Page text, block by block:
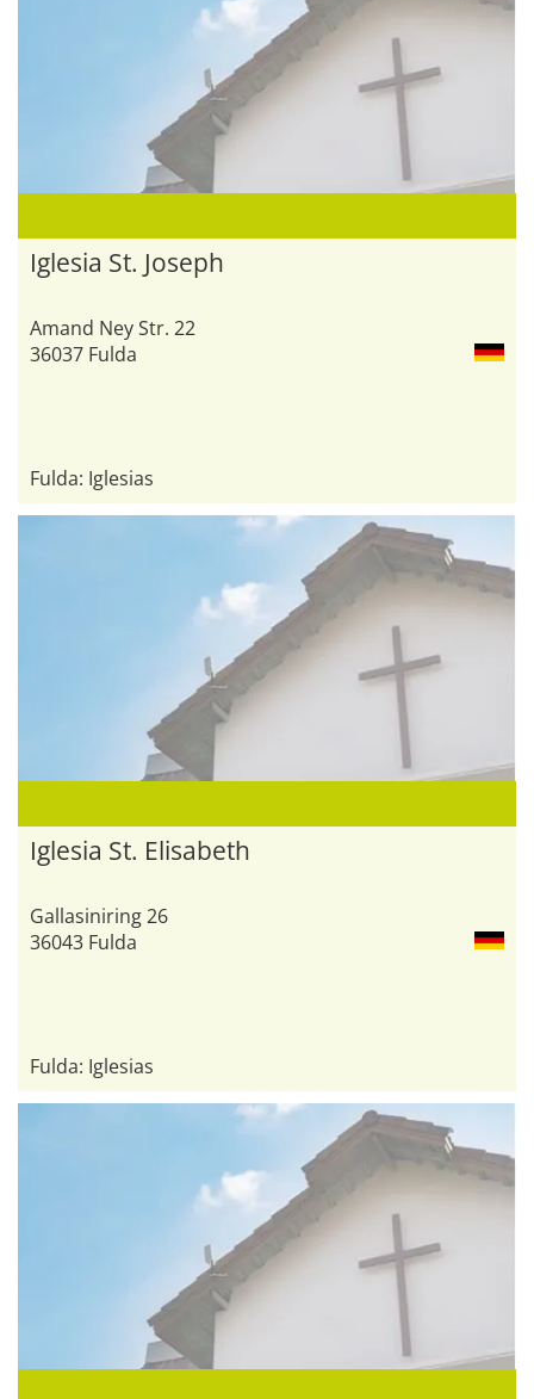
Iglesia St. Joseph
Amand Ney Str. 22
36037 Fulda
Fulda: Iglesias
Iglesia St. Elisabeth
Gallasiniring 26
36043 Fulda
Fulda: Iglesias